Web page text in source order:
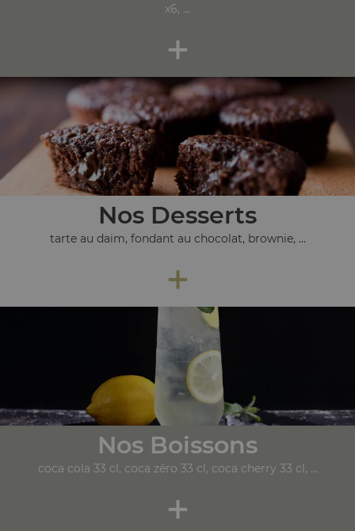
x6, ...
+
Nos Desserts
tarte au daim, fondant au chocolat, brownie, ...
+
Nos Boissons
coca cola 33 cl, coca zéro 33 cl, coca cherry 33 cl, ...
+